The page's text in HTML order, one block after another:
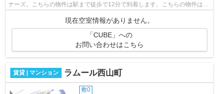
ナーズ。こちらの物件は駅まで徒歩で12分で到着します。こちらの物件はア
現在空室情報がありません。
「CUBE」への
お問い合わせはこちら
賃貸 | マンション ラムール西山町
敷0